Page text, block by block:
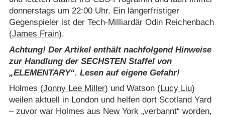
donnerstags um 22:00 Uhr. Ein längerfristiger
Gegenspieler ist der Tech-Milliardär Odin Reichenbach
(James Frain).
Achtung! Der Artikel enthält nachfolgend Hinweise
zur Handlung der SECHSTEN Staffel von
„ELEMENTARY“. Lesen auf eigene Gefahr!
Holmes (Jonny Lee Miller) und Watson (Lucy Liu)
weilen aktuell in London und helfen dort Scotland Yard
– zuvor war Holmes aus New York „verbannt“ worden,